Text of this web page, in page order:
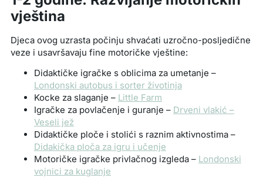
vještina
Djeca ovog uzrasta počinju shvaćati uzročno-posljedične
veze i usavršavaju fine motoričke vještine:
Didaktičke igračke s oblicima za umetanje –
Londonski autobus i sorter životinja
Kocke za slaganje – Little Farm
Igračke za povlačenje i guranje – Drveni vlakić –
Veseli jež
Didaktičke ploče i stolići s raznim aktivnostima –
Didakička ploča za igru i učenje
Motoričke igračke privlačnog izgleda – Londonski
vojnici za kuglanje